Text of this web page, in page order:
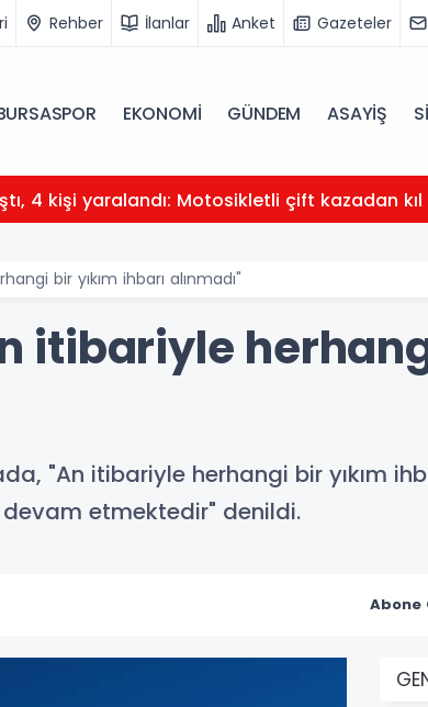
Rehber İlanlar Anket Gazeteler
EKONOMİ GÜNDEM ASAYİŞ
4 kişi yaralandı: Motosikletli çift kazadan kıl
bir yıkım ihbarı alınmadı"
itibariyle
"An itibariyle herhangi bir yıkım
etmektedir" denildi.
Abone